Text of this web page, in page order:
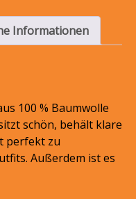
Informationen
100 % Baumwolle
schön, behält klare
perfekt zu
Außerdem ist es